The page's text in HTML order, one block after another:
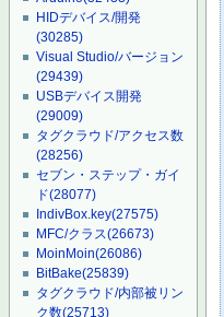
HIDデバイス/開発
(30285)
Visual Studio/バージョン
(29439)
USBデバイス開発
(29009)
タグクラウド/アクセス数
(28256)
セブン・ステップ・ガイ
ド(28077)
IndivBox.key(27575)
MFC/クラス(26673)
MoinMoin(26086)
BitBake(25839)
タグクラウド/内部被リン
ク数(25713)